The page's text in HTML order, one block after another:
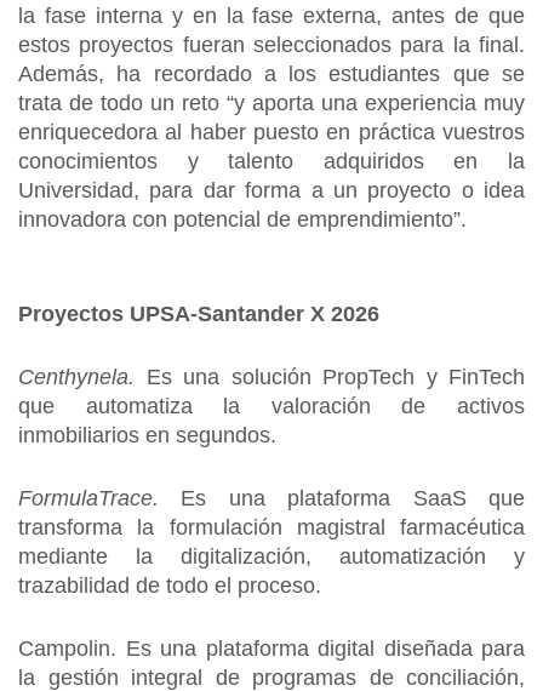
la fase interna y en la fase externa, antes de que
estos proyectos fueran seleccionados para la final.
Además, ha recordado a los estudiantes que se
trata de todo un reto “y aporta una experiencia muy
enriquecedora al haber puesto en práctica vuestros
conocimientos y talento adquiridos en la
Universidad, para dar forma a un proyecto o idea
innovadora con potencial de emprendimiento”.
Proyectos UPSA-Santander X 2026
Centhynela. Es una solución PropTech y FinTech
que automatiza la valoración de activos
inmobiliarios en segundos.
FormulaTrace. Es una plataforma SaaS que
transforma la formulación magistral farmacéutica
mediante la digitalización, automatización y
trazabilidad de todo el proceso.
Campolin. Es una plataforma digital diseñada para
la gestión integral de programas de conciliación,